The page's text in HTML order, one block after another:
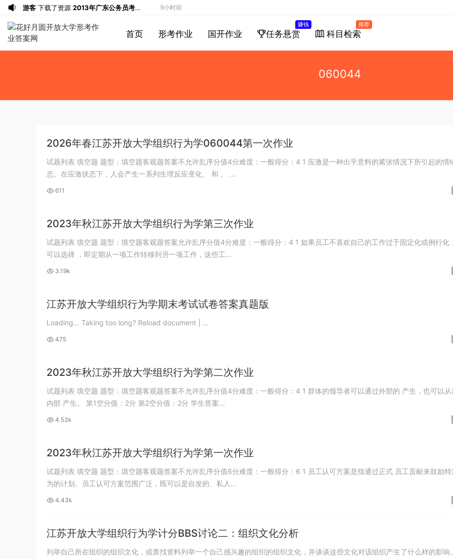
首页 形考作业 国开作业 任务悬赏
赚钱
科目检索
推荐
060044
2026年春江苏开放大学组织行为学060044第一次作业
试题列表 填空题 题型：填空题客观题答案不允许乱序分值4分难度：一般得分：4 1 应激是一种出乎意料的紧张情况下所引起的情
态。在应激状态下，人会产生一系列生理反应变化、 和 。 ...
611
2023年秋江苏开放大学组织行为学第三次作业
试题列表 填空题 题型：填空题客观题答案允许乱序分值4分难度：一般得分：4 1 如果员工不喜欢自己的工作过于固定化或例行化
可以选择 ，即定期从一项工作转移到另一项工作，这些工...
3.19k
江苏开放大学组织行为学期末考试试卷答案真题版
Loading... Taking too long? Reload document | ...
475
2023年秋江苏开放大学组织行为学第二次作业
试题列表 填空题 题型：填空题客观题答案不允许乱序分值4分难度：一般得分：4 1 群体的领导者可以通过外部的 产生，也可以从
内部 产生。 第1空分值：2分 第2空分值：2分 学生答案...
4.53k
2023年秋江苏开放大学组织行为学第一次作业
试题列表 填空题 题型：填空题客观题答案不允许乱序分值6分难度：一般得分：6 1 员工认可方案是指通过正式 员工贡献来鼓励
为的计划。员工认可方案范围广泛，既可以是自发的、私人...
4.43k
江苏开放大学组织行为学计分BBS讨论二：组织文化分析
列举自己所在组织的组织文化，或查找资料列举一个自己感兴趣的组织的组织文化，并谈谈这些文化对该组织产生了什么样的影响
游客 下载了资源 2013年广东公务员考试
《行测》三卷答案及解析
9小时前
游客下载了资源2019年浙江公务员考试
《申论》真题（B卷）及参考答案
游客下载了资源
2015年黑龙江公务员考
试《行测》卷答案及解析
13小时前
游客下载了资源2020年1011新疆公务员
13小时前
3d打印图纸
游客下载了资源2009年广东公务员考试
16小时前
测》真题（河南县级以上）答案及解析
下载了资源2016年0423浙江公务
员考试《行测》真题（A卷）参考答案及
43分钟前
u*******签到打卡，获得1元奖励 49分钟前
下载了资源2016年河南公务员考试
《行测》真题答案及解析
2小时前
下载了资源
下载了资源 iPhone 16 系列之字形
Plus、16 Pro、16 Pro Max
5小时前
《行测》真题（福建卷）答案及解析 (1)